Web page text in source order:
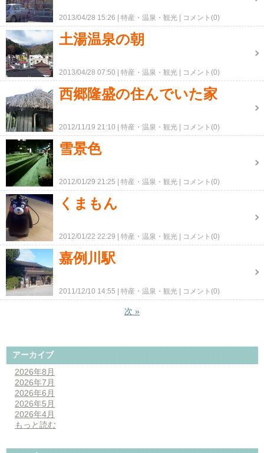
2013/04/28 15:26 特産・温泉・観光 コメント(0)
土湯温泉の朝
2013/04/28 07:50 特産・温泉・観光 コメント(0)
西郷隆盛の住んでいた家
2012/11/19 21:10 特産・温泉・観光 コメント(0)
雪景色
2012/01/29 21:25 特産・温泉・観光 コメント(0)
くまもん
2012/01/22 22:29 特産・温泉・観光 コメント(0)
嘉例川駅
2011/12/10 14:55 特産・温泉・観光 コメント(0)
次 »
アーカイブ
2026年8月
2026年7月
2026年6月
2026年5月
2026年4月
もっと読む